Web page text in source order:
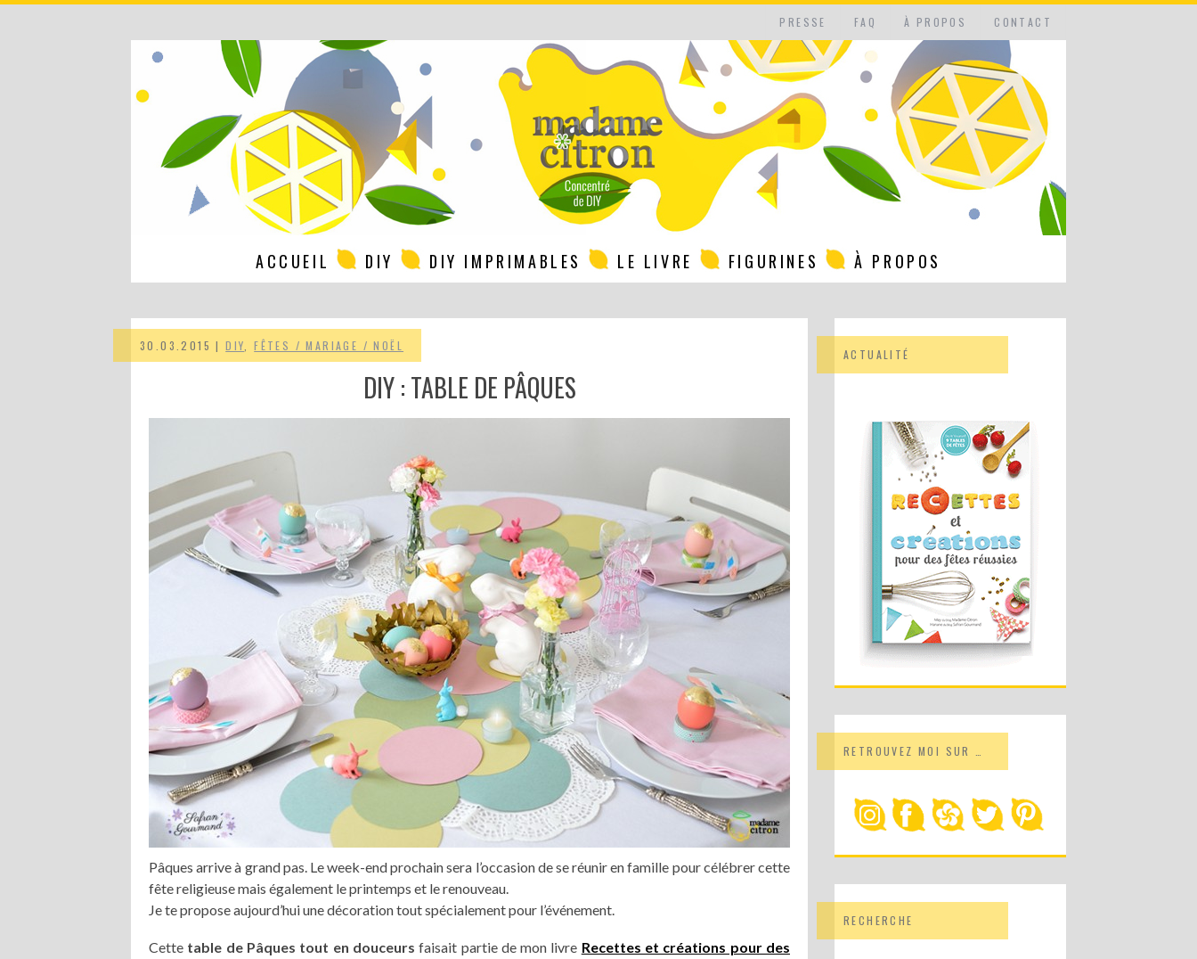
PRESSE FAQ À PROPOS CONTACT
ACCUEIL DIY DIY IMPRIMABLES LE LIVRE FIGURINES À PROPOS
30.03.2015 |DIY ,FÊTES / MARIAGE / NOËL
DIY : TABLE DE PÂQUES
Pâques arrive à grand pas. Le week-end prochain sera l’occasion de se réunir en famille pour célébrer cette
fête religieuse mais également le printemps et le renouveau.
Je te propose aujourd’hui une décoration tout spécialement pour l’événement.
Cette table de Pâques tout en douceurs faisait partie de mon livre Recettes et créations pour des
ACTUALITÉ
RETROUVEZ MOI SUR …
RECHERCHE